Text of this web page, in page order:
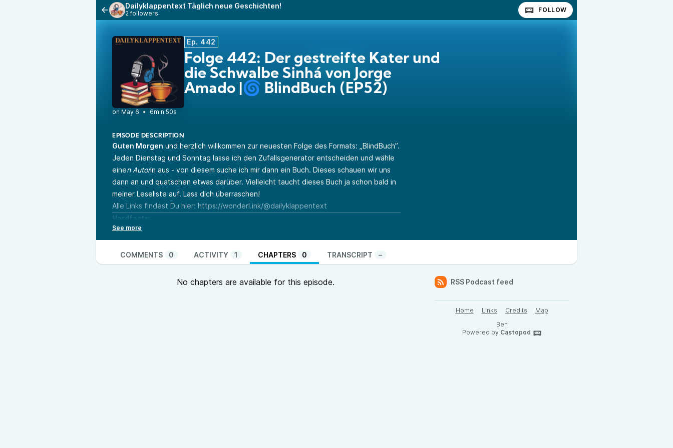
Dailyklappentext Täglich neue Geschichten!
2 followers FOLLOW
Ep. 442
Folge 442: Der gestreifte Kater und
die Schwalbe Sinhá von Jorge
Amado |🌀 BlindBuch (EP52)
• 6min 50s
EPISODE DESCRIPTION
Guten Morgen und herzlich willkommen zur neuesten Folge des Formats: „BlindBuch”.
Jeden Dienstag und Sonntag lasse ich den Zufallsgenerator entscheiden und wähle
einen Autorin aus - von diesem suche ich mir dann ein Buch. Dieses schauen wir uns
dann an und quatschen etwas darüber. Vielleicht taucht dieses Buch ja schon bald in
meiner Leseliste auf. Lass dich überraschen!
Alle Links findest Du hier: https://wonderl.ink/@dailyklappentext
Hardfacts:
Titel: Der gestreifte Kater und die Schwalbe Sinhá
Autor: Jorge Amado
Übersetzerin: Karin von Schweder-Schreiner
Link zum Buch:https://www.thalia.de/shop/home/artikeldetails/A1050327077
Umfang: 103 Seiten
COMMENTS 0 ACTIVITY 1 CHAPTERS 0 TRANSCRIPT –
No chapters are available for this episode. RSS Podcast feed
Home Links Credits
Map
Ben
Powered by Castopod